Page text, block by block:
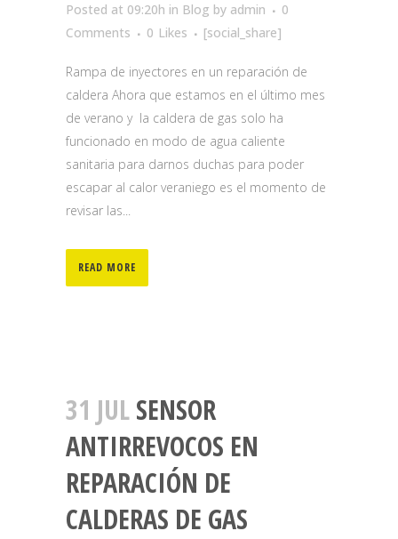
Posted at 09:20h in Blog by admin
0
Comments
0 Likes [social_share]
Rampa de inyectores en un reparación de
caldera Ahora que estamos en el último mes
de verano y la caldera de gas solo ha
funcionado en modo de agua caliente
sanitaria para darnos duchas para poder
escapar al calor veraniego es el momento de
revisar las...
READ MORE
31 JULSENSOR
ANTIRREVOCOS EN
REPARACIÓN DE
CALDERAS DE GAS